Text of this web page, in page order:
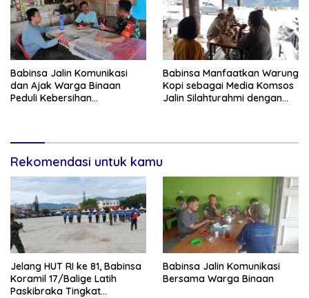
Babinsa Jalin Komunikasi
dan Ajak Warga Binaan
Peduli Kebersihan
Babinsa Manfaatkan Warung
Kopi sebagai Media Komsos
Jalin Silahturahmi dengan
Rekomendasi untuk kamu
Jelang HUT RI ke 81, Babinsa
Koramil 17/Balige Latih
Paskibraka Tingkat
Babinsa Jalin Komunikasi
Bersama Warga Binaan